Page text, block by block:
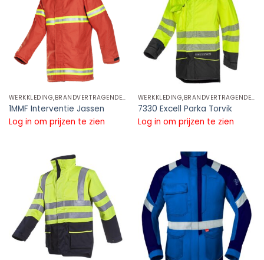
WERKKLEDING,BRANDVERTRAGENDE REFLECTIE KLEDING,BRANDVERTRAGENDE REFLECTIE JASSEN
1MMF Interventie Jassen
Log in om prijzen te zien
WERKKLEDING,BRANDVERTRAGENDE REFLECTIE KLEDING,BRANDVERTRAGENDE REFLECTIE JASSEN
7330 Excell Parka Torvik
Log in om prijzen te zien